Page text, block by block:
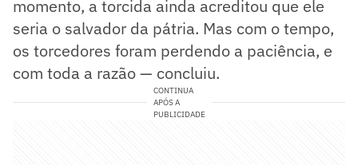
momento, a torcida ainda acreditou que ele
seria o salvador da pátria. Mas com o tempo,
os torcedores foram perdendo a paciência, e
com toda a razão — concluiu.
CONTINUA
APÓS A
PUBLICIDADE